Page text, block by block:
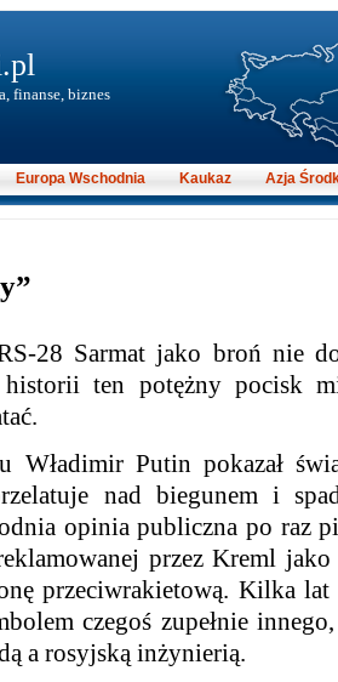
28 Sarmat jako broń nie
historii ten potężny pocisk
Władimir Putin pokazał
nad biegunem i
opinia publiczna po raz
przez Kreml
przeciwrakietową. Kilka
czegoś zupełnie
a rosyjską inżynierią.
finanse, biznes
Europa Wschodnia Kaukaz Azja